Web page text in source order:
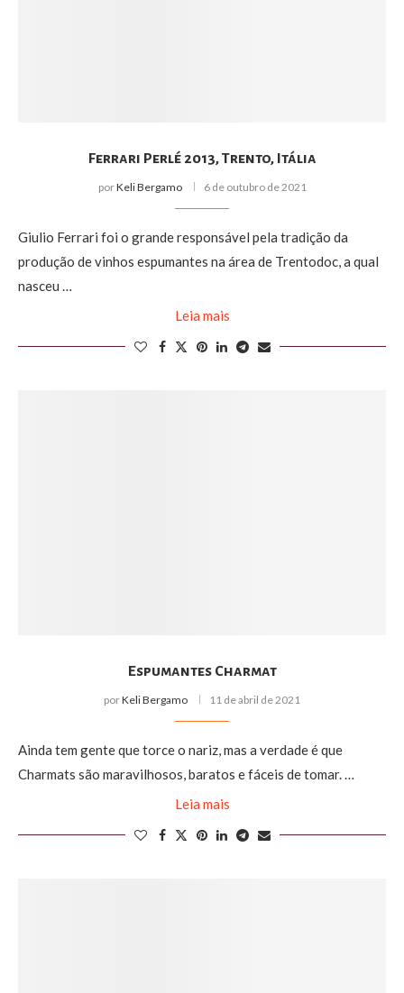
Ferrari Perlé 2013, Trento, Itália
porKeli Bergamo 6 de outubro de 2021
Giulio Ferrari foi o grande responsável pela tradição da
produção de vinhos espumantes na área de Trentodoc, a qual
nasceu …
Leia mais
Espumantes Charmat
porKeli Bergamo 11 de abril de 2021
Ainda tem gente que torce o nariz, mas a verdade é que
Charmats são maravilhosos, baratos e fáceis de tomar. …
Leia mais